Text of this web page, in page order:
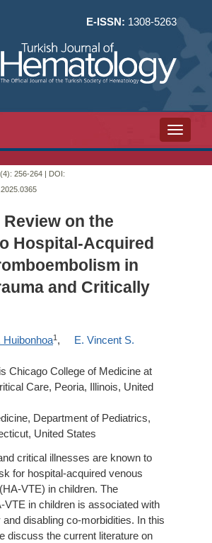
E-ISSN: 1308-5263
Toggle
256-264 | DOI:
on the
Hospital-Acquired
in
and Critically
Huibonhoa1 ,
E. Vincent S.
Chicago College of Medicine at
Care, Peoria, Illinois, United
Department of Pediatrics,
United States
critical illnesses are known to
for hospital-acquired venous
VTE) in children. The
VTE in children is associated with
disabling co-morbidities. In this
discuss the current literature on